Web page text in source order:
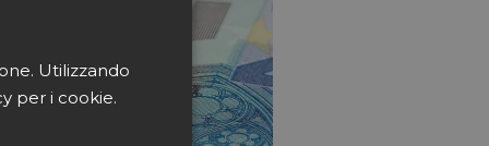
Utilizzando
per i cookie.